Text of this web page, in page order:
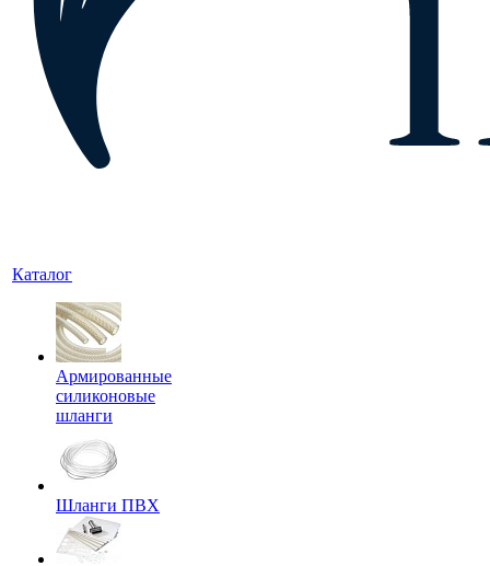
Каталог
Армированные
силиконовые
шланги
Шланги ПВХ